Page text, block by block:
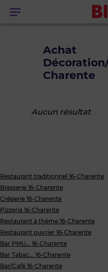
Menu
Achat
Charente
Aucun résultat
Restaurant traditionnel 16-Charente
Brasserie 16-Charente
Crêperie 16-Charente
Pizzeria 16-Charente
Restaurant à thème 16-Charente
Restaurant ouvrier 16-Charente
Bar PMU... 16-Charente
Bar Tabac... 16-Charente
Bar/Café 16-Charente